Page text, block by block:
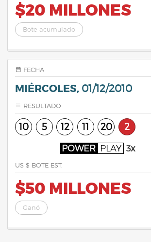
$20 MILLONES
Bote acumulado
FECHA
MIÉRCOLES, 01/12/2010
RESULTADO
10 5 12 11 20 2
POWER PLAY 3x
US $ BOTE EST.
$50 MILLONES
Ganó